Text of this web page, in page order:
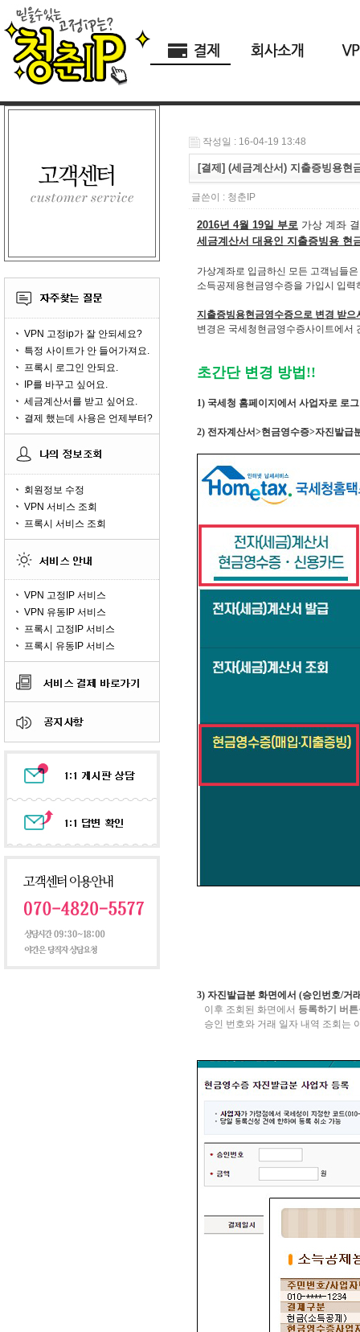
VPN 고정ip가 잘 안되세요?
특정 사이트가 안 들어가져요.
프록시 로그인 안되요.
IP를 바꾸고 싶어요.
세금계산서를 받고 싶어요.
결제 했는데 사용은 언제부터?
회원정보 수정
VPN 서비스 조회
프록시 서비스 조회
VPN 고정IP 서비스
VPN 유동IP 서비스
프록시 고정IP 서비스
프록시 유동IP 서비스
작성일 : 16-04-19 13:48
[결제] (세금계산서) 지출증빙용현
글쓴이 : 청춘IP
2016년 4월 19일 부로 가상 계좌
세금계산서 대용인 지출증빙용 현
가상계좌로 입금하신 모든 고객님들은
소득공제용현금영수증을 가입시 입
지출증빙용현금영수증으로 변경 받으
변경은 국세청현금영수증사이트에서
초간단 변경 방법 !!
1) 국세청 홈페이지에서 사업자로 로
2) 전자계산서>현금영수증>자진발급
3) 자진발급분 화면에서 (승인번호/거
이후 조회된 화면에서 등록하기 버
승인 번호와 거래 일자 내역 조회는